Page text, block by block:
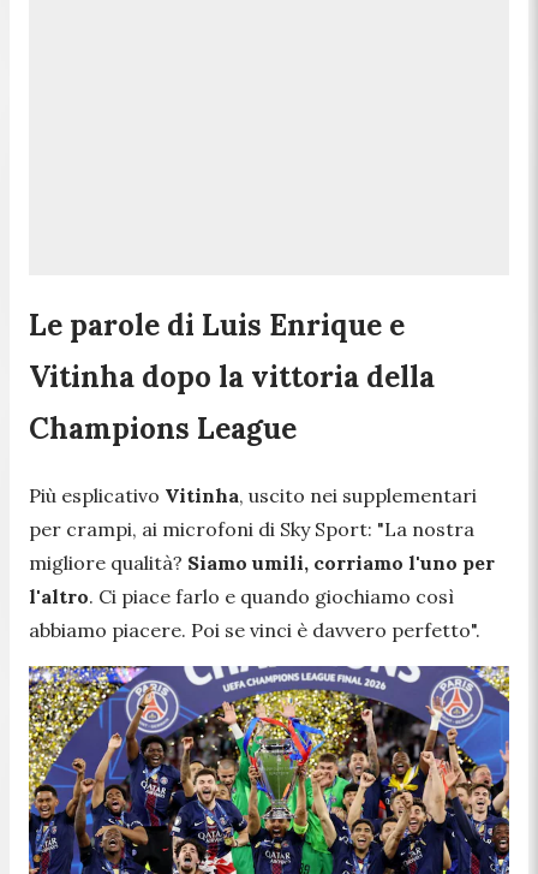
Le parole di Luis Enrique e
Vitinha dopo la vittoria della
Champions League
Più esplicativo Vitinha, uscito nei supplementari
per crampi, ai microfoni di Sky Sport: "La nostra
migliore qualità? Siamo umili, corriamo l'uno per
l'altro. Ci piace farlo e quando giochiamo così
abbiamo piacere. Poi se vinci è davvero perfetto".